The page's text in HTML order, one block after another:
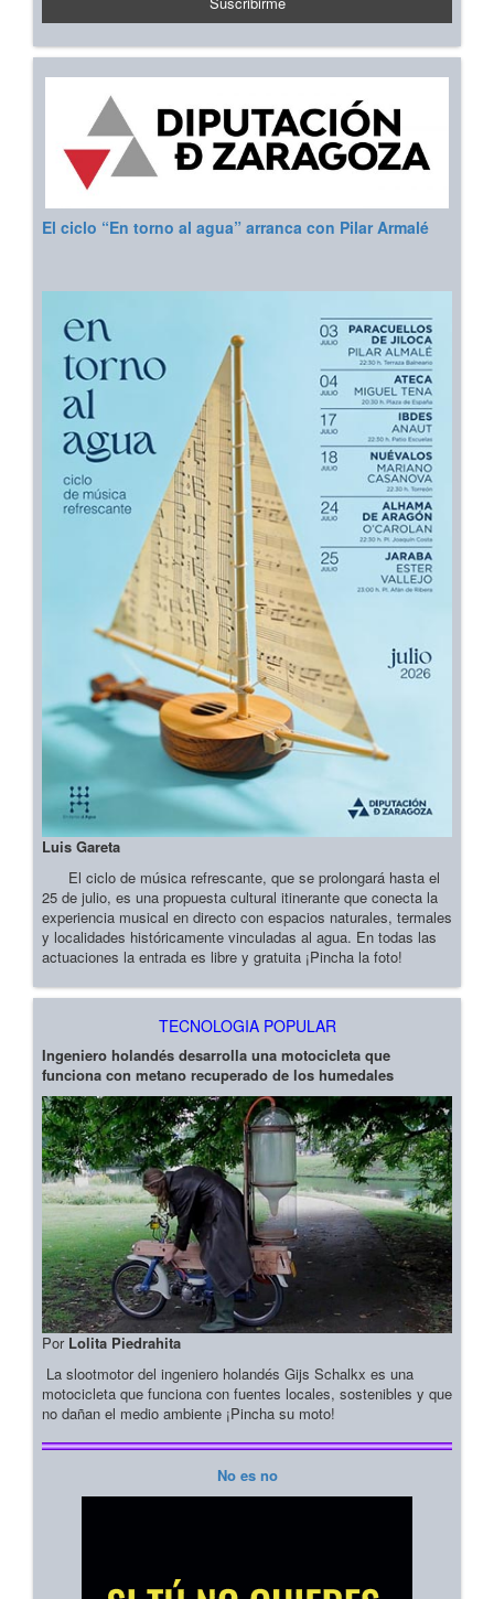
El ciclo “En torno al agua” arranca con Pilar Armalé
Luis Gareta
El ciclo de música refrescante, que se prolongará hasta el
25 de julio, es una propuesta cultural itinerante que conecta la
experiencia musical en directo con espacios naturales, termales
y localidades históricamente vinculadas al agua. En todas las
actuaciones la entrada es libre y gratuita ¡Pincha la foto!
TECNOLOGIA POPULAR
Ingeniero holandés desarrolla una motocicleta que
funciona con metano recuperado de los humedales
Por Lolita Piedrahita
La slootmotor del ingeniero holandés Gijs Schalkx es una
motocicleta que funciona con fuentes locales, sostenibles y que
no dañan el medio ambiente ¡Pincha su moto!
No es no